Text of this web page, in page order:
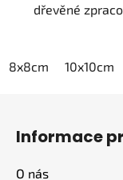
dřevěné
8x8cm 10x10cm
Informace
O nás